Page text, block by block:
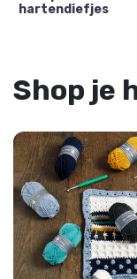
hartendiefjes
Shop je